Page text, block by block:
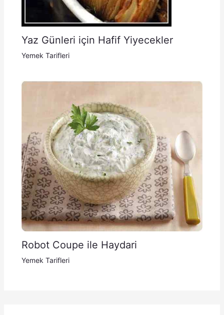
Yaz Günleri için Hafif Yiyecekler
Yemek Tarifleri
Robot Coupe ile Haydari
Yemek Tarifleri